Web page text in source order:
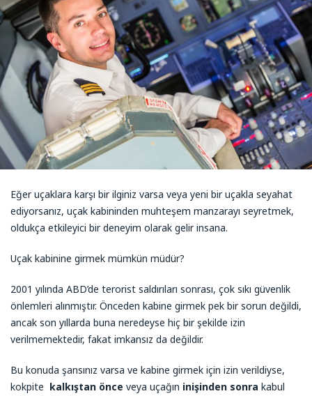
Eğer uçaklara karşı bir ilginiz varsa veya yeni bir uçakla seyahat
ediyorsanız, uçak kabininden muhteşem manzarayı seyretmek,
oldukça etkileyici bir deneyim olarak gelir insana.
Uçak kabinine girmek mümkün müdür?
2001 yılında ABD’de terorist saldırıları sonrası, çok sıkı güvenlik
önlemleri alınmıştır. Önceden kabine girmek pek bir sorun değildi,
ancak son yıllarda buna neredeyse hiç bir şekilde izin
verilmemektedir, fakat imkansız da değildir.
Bu konuda şansınız varsa ve kabine girmek için izin verildiyse,
kokpite kalkıştan önce veya uçağın inişinden sonra kabul